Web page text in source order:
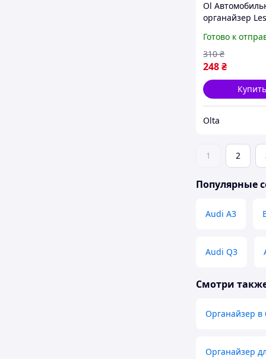
Ol
органайзер
BYD Yuan Up
хранения
мелочей пр
Готово к
248₴
310 ₴
Olta
1 2
Популярные
Audi A3
Audi Q3
Смотри
Органайзер в
Органайзер